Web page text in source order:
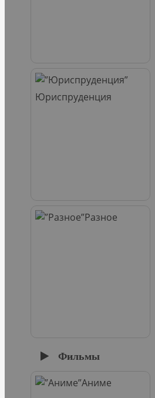
Юриспруденция
Разное
Фильмы
Аниме